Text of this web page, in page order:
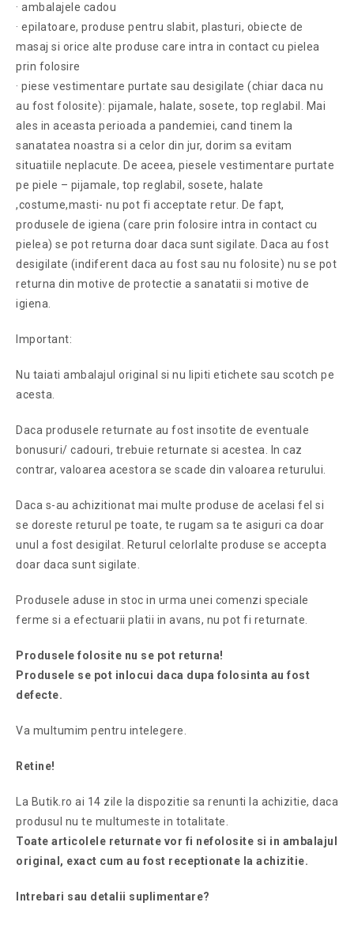
· ambalajele cadou
· epilatoare, produse pentru slabit, plasturi, obiecte de
masaj si orice alte produse care intra in contact cu pielea
prin folosire
· piese vestimentare purtate sau desigilate (chiar daca nu
au fost folosite): pijamale, halate, sosete, top reglabil. Mai
ales in aceasta perioada a pandemiei, cand tinem la
sanatatea noastra si a celor din jur, dorim sa evitam
situatiile neplacute. De aceea, piesele vestimentare purtate
pe piele – pijamale, top reglabil, sosete, halate
,costume,masti- nu pot fi acceptate retur. De fapt,
produsele de igiena (care prin folosire intra in contact cu
pielea) se pot returna doar daca sunt sigilate. Daca au fost
desigilate (indiferent daca au fost sau nu folosite) nu se pot
returna din motive de protectie a sanatatii si motive de
igiena.
Important:
Nu taiati ambalajul original si nu lipiti etichete sau scotch pe
acesta.
Daca produsele returnate au fost insotite de eventuale
bonusuri/ cadouri, trebuie returnate si acestea. In caz
contrar, valoarea acestora se scade din valoarea returului.
Daca s-au achizitionat mai multe produse de acelasi fel si
se doreste returul pe toate, te rugam sa te asiguri ca doar
unul a fost desigilat. Returul celorlalte produse se accepta
doar daca sunt sigilate.
Produsele aduse in stoc in urma unei comenzi speciale
ferme si a efectuarii platii in avans, nu pot fi returnate.
Produsele folosite nu se pot returna!
Produsele se pot inlocui daca dupa folosinta au fost
defecte.
Va multumim pentru intelegere.
Retine!
La Butik.ro ai 14 zile la dispozitie sa renunti la achizitie, daca
produsul nu te multumeste in totalitate.
Toate articolele returnate vor fi nefolosite si in ambalajul
original, exact cum au fost receptionate la achizitie.
Intrebari sau detalii suplimentare?